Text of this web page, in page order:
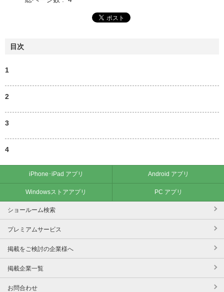
目次
1
2
3
4
iPhone･iPad アプリ Android アプリ
Windowsストアアプリ PC アプリ
ショールーム検索
プレミアムサービス
掲載をご検討の企業様へ
掲載企業一覧
お問合わせ